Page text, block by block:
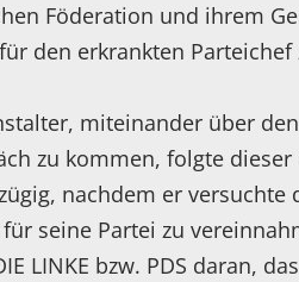
Föderation und ihrem
den erkrankten Parteichef
miteinander über
zu kommen, folgte dieser
nachdem er versuchte
seine Partei zu
LINKE bzw. PDS daran,